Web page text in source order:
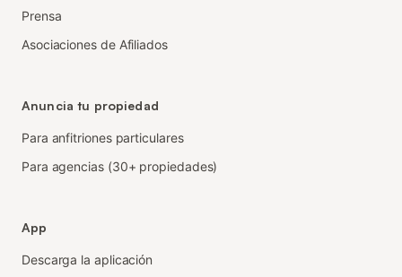
Prensa
Asociaciones de Afiliados
Anuncia tu propiedad
Para anfitriones particulares
Para agencias (30+ propiedades)
App
Descarga la aplicación